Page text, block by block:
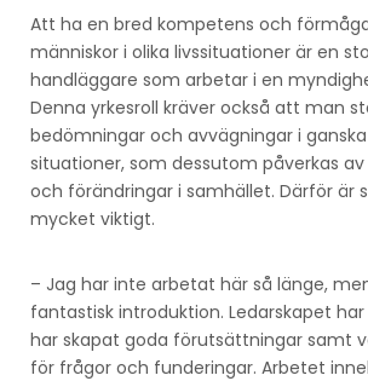
Att ha en bred kompetens och
människor i olika livssituationer är en
handläggare som arbetar i en
Denna yrkesroll kräver också att man
bedömningar och avvägningar i
situationer, som dessutom påverkas
och förändringar i samhället. Därför är
mycket viktigt.
– Jag har inte arbetat här så länge,
fantastisk introduktion. Ledarskapet
har skapat goda förutsättningar samt
för frågor och funderingar. Arbetet